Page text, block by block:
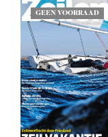
GEEN VOORRAAD